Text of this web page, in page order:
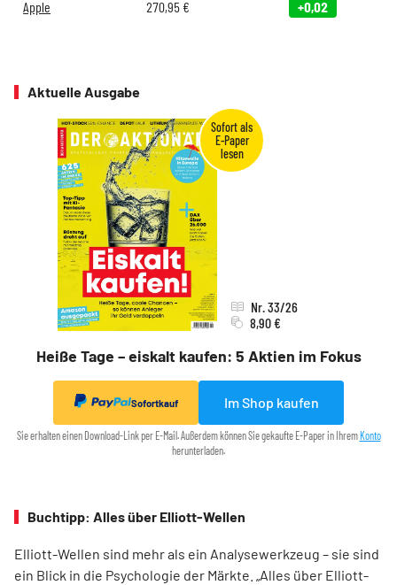
Apple 270,95€ +0,02
Aktuelle Ausgabe
Heiße Tage – eiskalt kaufen: 5 Aktien im Fokus
Nr. 33/26
8,90 €
Sofortkauf Im Shop kaufen
Sie erhalten einen Download-Link per E-Mail. Außerdem können Sie gekaufte E-Paper in Ihrem Konto
herunterladen.
Buchtipp: Alles über Elliott-Wellen
Elliott-Wellen sind mehr als ein Analysewerkzeug – sie sind
ein Blick in die Psychologie der Märkte. „Alles über Elliott-